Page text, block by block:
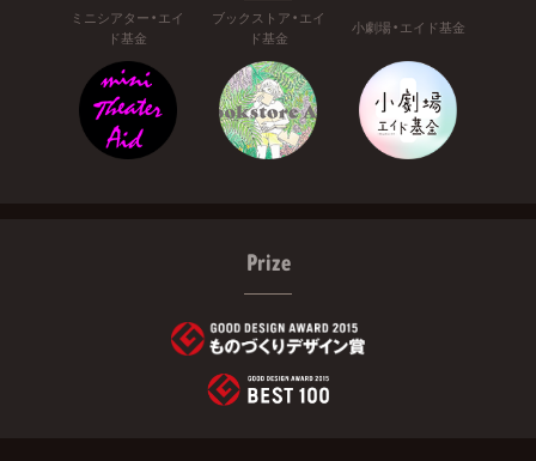
ミニシアター・エイ
ド基金
ブックストア・エイ
ド基金
小劇場・エイド基金
Prize